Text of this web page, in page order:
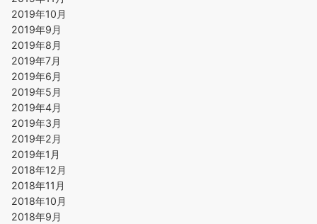
2019年10月
2019年9月
2019年8月
2019年7月
2019年6月
2019年5月
2019年4月
2019年3月
2019年2月
2019年1月
2018年12月
2018年11月
2018年10月
2018年9月